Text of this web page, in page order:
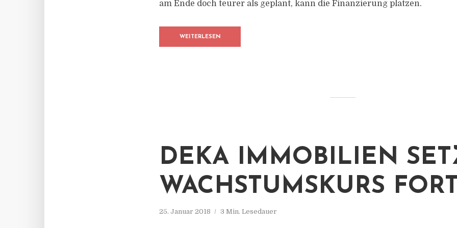
am Ende doch teurer als geplant, kann die Finanzierung platzen.
WEITERLESEN
DEKA IMMOBILIEN
WACHSTUMSKURS
25. Januar 2018 3 Min. Lesedauer